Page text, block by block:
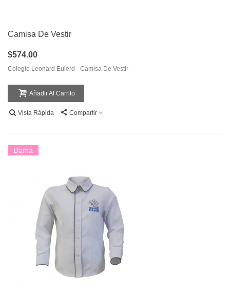
Camisa De Vestir
$574.00
Colegio Leonard Eulerd - Camisa De Vestir
Añadir Al Carrito
Vista Rápida Compartir
Dama